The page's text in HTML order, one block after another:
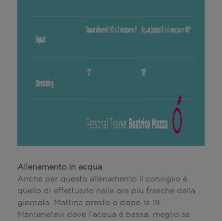
Allenamento in acqua
Anche per questo allenamento il consiglio è
quello di effettuarlo nelle ore più fresche della
giornata. Mattina presto o dopo le 19.
Mantenetevi dove l’acqua è bassa, meglio se